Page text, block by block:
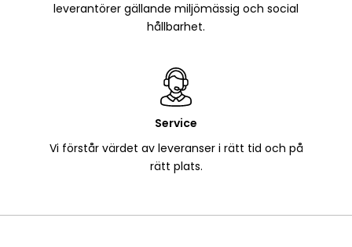
leverantörer gällande miljömässig och social
hållbarhet.
Service
Vi förstår värdet av leveranser i rätt tid och på
rätt plats.